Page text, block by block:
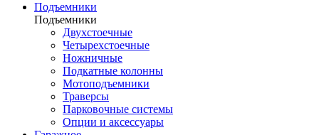
Подъемники
Подъемники
Двухстоечные
Четырехстоечные
Ножничные
Подкатные колонны
Мотоподъемники
Траверсы
Парковочные системы
Опции и аксессуары